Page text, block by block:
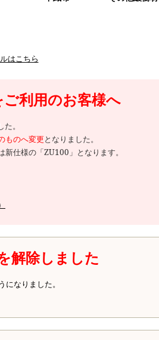
はこちら
利用のお客様へ
。
ものへ変更となりました。
仕様の「ZU100」となります。
解除しました
なりました。